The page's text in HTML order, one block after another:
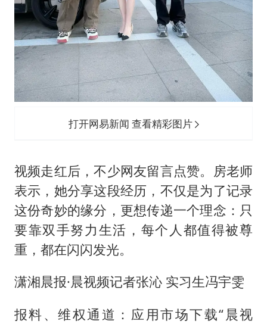
打开网易新闻 查看精彩图片
视频走红后，不少网友留言点赞。房老师
表示，她分享这段经历，不仅是为了记录
这份奇妙的缘分，更想传递一个理念：只
要靠双手努力生活，每个人都值得被尊
重，都在闪闪发光。
潇湘晨报·晨视频记者张沁 实习生冯宇雯
报料、维权通道：应用市场下载“晨视